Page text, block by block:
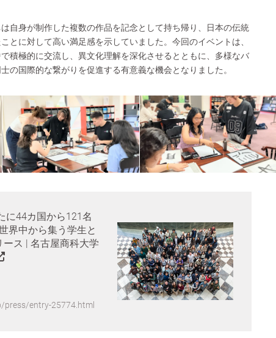
自身が制作した複数の作品を記念として持ち帰り、日本の伝統
とに対して高い満足感を示していました。今回のイベントは、
積極的に交流し、異文化理解を深化させるとともに、多様なバ
の国際的な繋がりを促進する有意義な機会となりました。
に44カ国から121名
界中から集う学生と
ス | 名古屋商科大学
press/entry-25774.html